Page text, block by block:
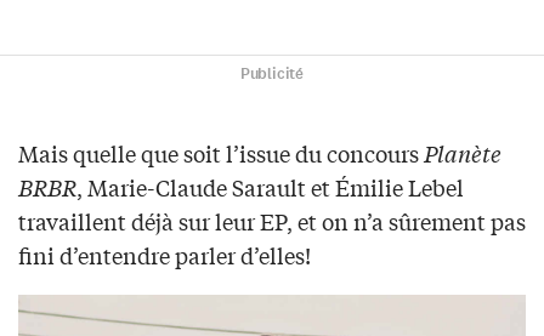
Publicité
Mais quelle que soit l’issue du concoursPlanète
BRBR, Marie-Claude Sarault et Émilie Lebel
travaillent déjà sur leur EP, et on n’a sûrement pas
fini d’entendre parler d’elles!